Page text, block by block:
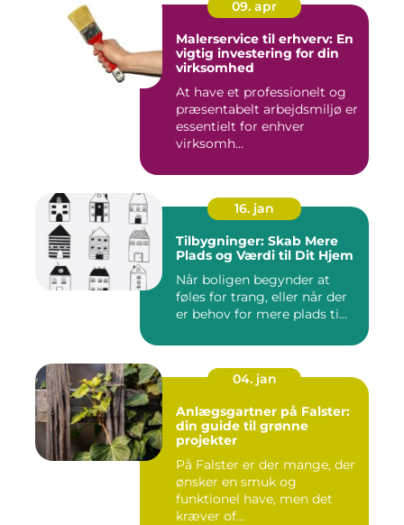
09. apr
Malerservice til erhverv: En
vigtig investering for din
virksomhed
At have et professionelt og
præsentabelt arbejdsmiljø er
essentielt for enhver
virksomh...
16. jan
Tilbygninger: Skab Mere
Plads og Værdi til Dit Hjem
Når boligen begynder at
føles for trang, eller når der
er behov for mere plads ti...
04. jan
Anlægsgartner på Falster:
din guide til grønne
projekter
På Falster er der mange, der
ønsker en smuk og
funktionel have, men det
kræver of...